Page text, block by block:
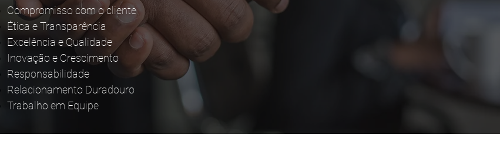
Compromisso com o cliente
Ética e Transparência
Excelência e Qualidade
Inovação e Crescimento
Responsabilidade
Relacionamento Duradouro
Trabalho em Equipe